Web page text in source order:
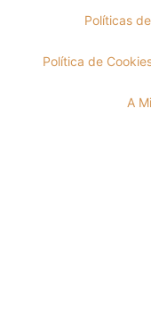
Políticas
Política de
A